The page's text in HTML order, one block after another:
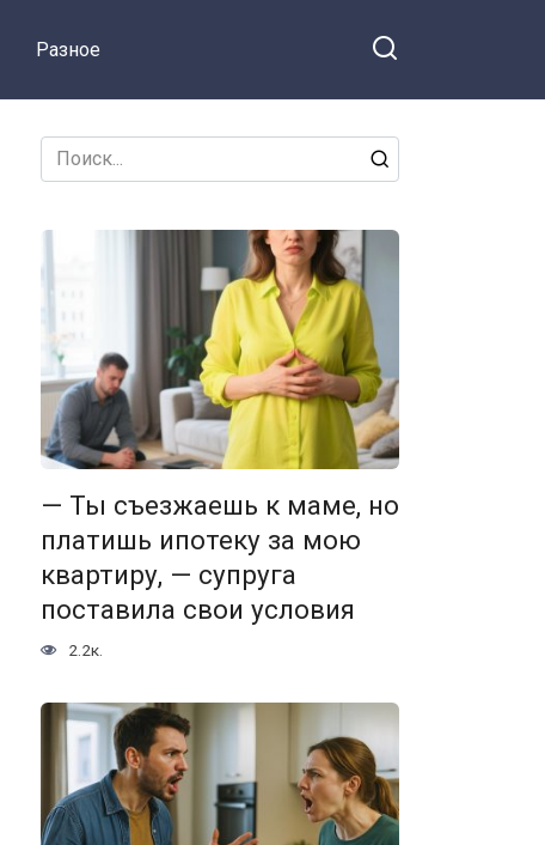
Разное
Search
for:
— Ты съезжаешь к маме, но
платишь ипотеку за мою
квартиру, — супруга
поставила свои условия
2.2к.